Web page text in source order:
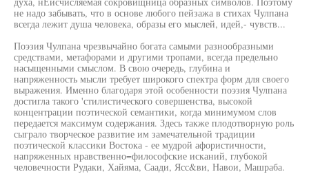
не надо забывать, что в основе любого пейзажа в стихах Чулпана
всегда лежит душа человека, образы его мыслей, идей,- чувств...
Поэзия Чулпана чрезвычайно богата самыми разнообразными
средствами, метафорами и другими тропами, всегда предельно
насыщенными смыслом. В свою очередь, глубина и
напряженность мысли требует широкого спектра форм для своего
выражения. Именно благодаря этой особенности поэзия Чулпана
достигла такого 'стилистического совершенства, высокой
концентрации поэтической семантики, когда минимумом слов
передается максимум содержания. Здесь также плодотворную роль
сыграло творческое развитие им замечательной традиции
поэтической классики Востока - ее мудрой афористичности,
напряженных нравственно=философские исканий, глубокой
человечности Рудаки, Хайяма, Саади, Ясс&ви, Навои, Машраба.